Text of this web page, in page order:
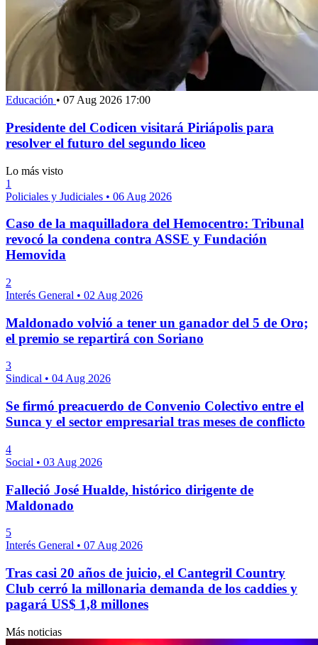
Educación • 07 Aug 2026 17:00
Presidente del Codicen visitará Piriápolis para
resolver el futuro del segundo liceo
Lo más visto
1
Policiales y Judiciales • 06 Aug 2026
Caso de la maquilladora del Hemocentro: Tribunal
revocó la condena contra ASSE y Fundación
Hemovida
2
Interés General • 02 Aug 2026
Maldonado volvió a tener un ganador del 5 de Oro;
el premio se repartirá con Soriano
3
Sindical • 04 Aug 2026
Se firmó preacuerdo de Convenio Colectivo entre el
Sunca y el sector empresarial tras meses de conflicto
4
Social • 03 Aug 2026
Falleció José Hualde, histórico dirigente de
Maldonado
5
Interés General • 07 Aug 2026
Tras casi 20 años de juicio, el Cantegril Country
Club cerró la millonaria demanda de los caddies y
pagará US$ 1,8 millones
Más noticias